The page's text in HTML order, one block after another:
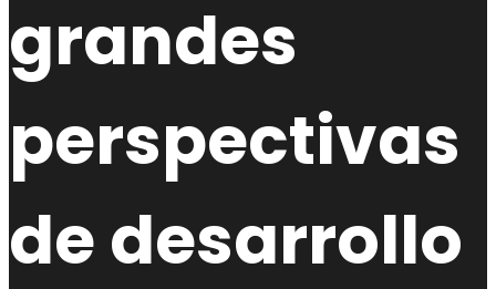
grandes
perspectivas
de desarrollo